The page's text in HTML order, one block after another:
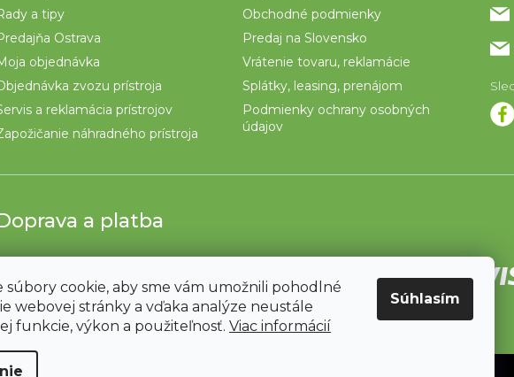
súbory cookie, aby sme vám umožnili pohodlné
webovej stránky a vďaka analýze neustále
funkcie, výkon a použiteľnosť. Viac informácií
Súhlasím
a tipy
Ostrava
objednávka
zvozu prístroja
a reklamácia prístrojov
náhradného prístroja
Obchodné podmienky
Predaj na Slovensko
Vrátenie tovaru, reklamácie
Splátky, leasing, prenájom
Podmienky ochrany osobných
údajov
a platba